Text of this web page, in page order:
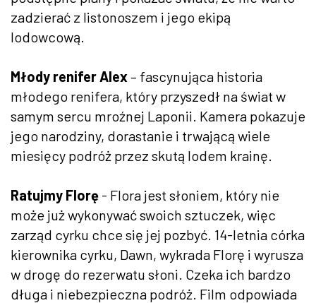
zadzierać z listonoszem i jego ekipą
lodowcową.
Młody renifer Alex – fascynująca historia
młodego renifera, który przyszedł na świat w
samym sercu mroźnej Laponii. Kamera pokazuje
jego narodziny, dorastanie i trwającą wiele
miesięcy podróż przez skutą lodem krainę.
Ratujmy Florę - Flora jest słoniem, który nie
może już wykonywać swoich sztuczek, więc
zarząd cyrku chce się jej pozbyć. 14-letnia córka
kierownika cyrku, Dawn, wykrada Florę i wyrusza
w drogę do rezerwatu słoni. Czeka ich bardzo
długa i niebezpieczna podróż. Film odpowiada